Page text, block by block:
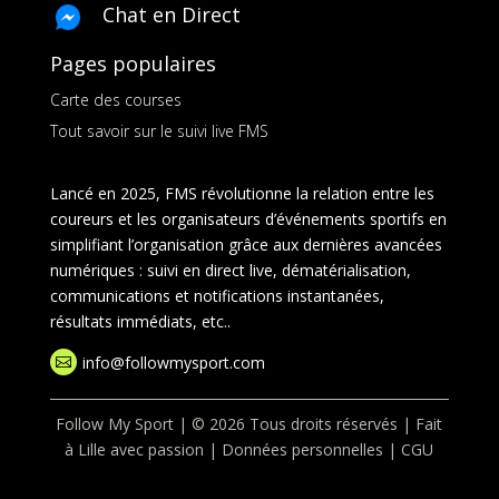
Chat en Direct
Pages populaires
Carte des courses
Tout savoir sur le suivi live FMS
Lancé en 2025, FMS révolutionne la relation entre les
coureurs et les organisateurs d’événements sportifs en
simplifiant l’organisation grâce aux dernières avancées
numériques : suivi en direct live, dématérialisation,
communications et notifications instantanées,
résultats immédiats, etc..
 info@followmysport.com
Follow My Sport | © 2026 Tous droits réservés | Fait
à Lille avec passion | Données personnelles |CGU